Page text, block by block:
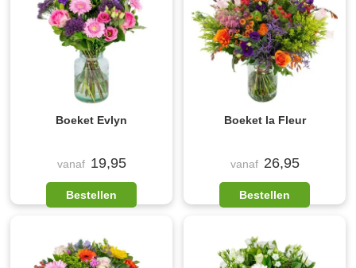
Boeket Evlyn
vanaf 19,95
Bestellen
Boeket la Fleur
vanaf 26,95
Bestellen